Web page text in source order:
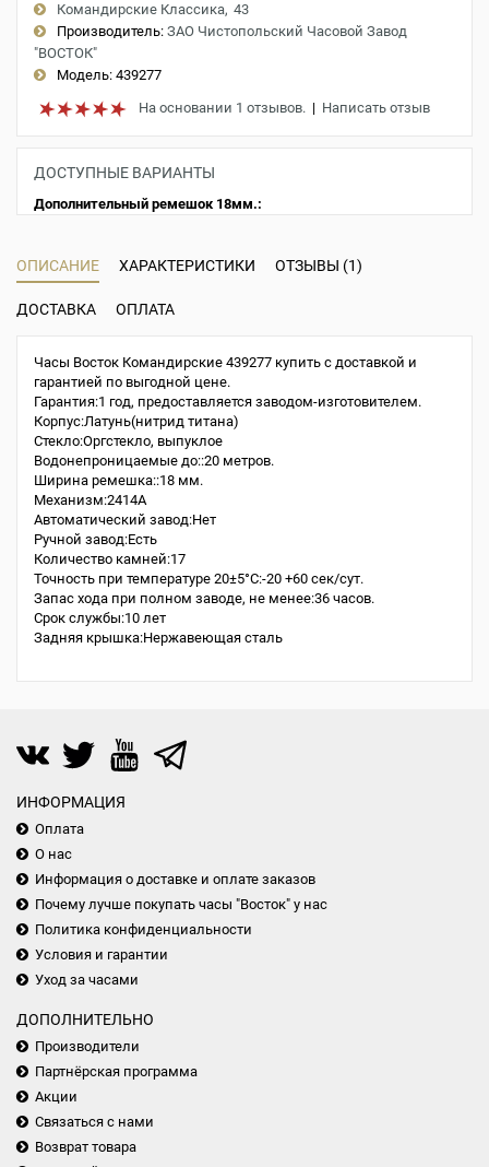
Командирские Классика 43
Производитель: ЗАО Чистопольский Часовой Завод
"ВОСТОК"
Модель: 439277
На основании 1 отзывов. | Написать отзыв
ДОСТУПНЫЕ ВАРИАНТЫ
Дополнительный ремешок 18мм.:
ОПИСАНИЕ ХАРАКТЕРИСТИКИ ОТЗЫВЫ (1)
ДОСТАВКА ОПЛАТА
Часы Восток Командирские 439277 купить с доставкой и
гарантией по выгодной цене.
Гарантия:1 год, предоставляется заводом-изготовителем.
Корпус:Латунь(нитрид титана)
Стекло:Оргстекло, выпуклое
Водонепроницаемые до::20 метров.
Ширина ремешка::18 мм.
Механизм:2414A
Автоматический завод:Нет
Ручной завод:Есть
Количество камней:17
Точность при температуре 20±5°С:-20 +60 сек/сут.
Запас хода при полном заводе, не менее:36 часов.
Срок службы:10 лет
Задняя крышка:Нержавеющая сталь
ИНФОРМАЦИЯ
Оплата
О нас
Информация о доставке и оплате заказов
Почему лучше покупать часы "Восток" у нас
Политика конфиденциальности
Условия и гарантии
Уход за часами
ДОПОЛНИТЕЛЬНО
Производители
Партнёрская программа
Акции
Связаться с нами
Возврат товара